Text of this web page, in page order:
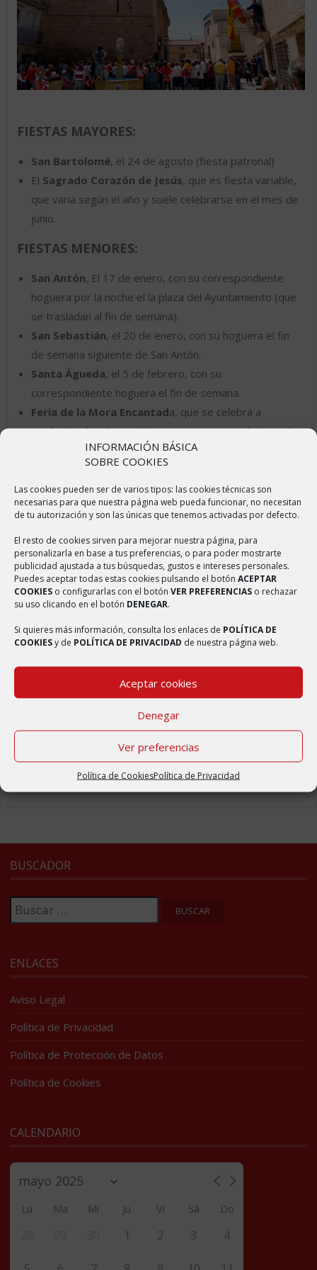
INFORMACIÓN BÁSICA
SOBRE COOKIES
Las cookies pueden ser de varios tipos: las cookies técnicas son
necesarias para que nuestra página web pueda funcionar, no necesitan
de tu autorización y son las únicas que tenemos activadas por defecto.
El resto de cookies sirven para mejorar nuestra página, para
personalizarla en base a tus preferencias, o para poder mostrarte
publicidad ajustada a tus búsquedas, gustos e intereses personales.
Puedes aceptar todas estas cookies pulsando el botón ACEPTAR
COOKIES o configurarlas con el botón VER PREFERENCIAS o rechazar
su uso clicando en el botón DENEGAR.
Si quieres más información, consulta los enlaces de POLÍTICA DE
COOKIESy de POLÍTICA DE PRIVACIDAD de nuestra página web.
Aceptar cookies
Denegar
Ver preferencias
Política de CookiesPolítica de Privacidad
FIESTAS MAYORES:
San Bartolomé, el 24 de agosto (fiesta patronal)
El Sagrado Corazón de Jesús, que es fiesta variable,
que varia según el año y suele celebrarse en el mes de
junio.
FIESTAS MENORES:
San Antón, El 17 de enero, con su correspondiente
hoguera por la noche el la plaza del Ayuntamiento (que
se trasladan al fin de semana).
San Sebastián, el 20 de enero, con su hoguera el fin
de semana siguiente de San Antón.
Santa Águeda, el 5 de febrero, con su
correspondiente hoguera el fin de semana.
Feria de la Mora Encantada, que se celebra a
mediados de julio y en la que se representa la leyenda
de la mora encantada.
Sulfatado de calles
2 abril, 2020
Elaboración de Mascarillas
2 abril, 2020
2 abril, 2020
Badén elevado en la carretera de Ambel
Nueva web del municipio de Bulbuente
4 septiembre, 2017
BUSCADOR
Buscar:
ENLACES
Aviso Legal
Política de Privacidad
Política de Protección de Datos
Política de Cookies
CALENDARIO
Lu Ma Mi Ju Vi Sá Do
1 2 3 4